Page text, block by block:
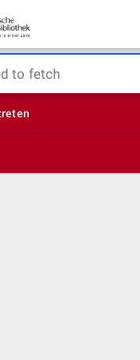
to fetch